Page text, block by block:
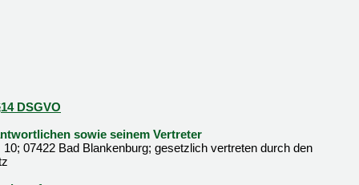
DSGVO
sowie seinem Vertreter
07422 Bad Blankenburg; gesetzlich vertreten durch den